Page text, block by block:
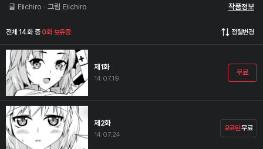
글 Eiichiro 그림 Eiichiro 작품정보
전체 14화 중 0화 보유중 정렬변경
제1화
14.07.19
무료
제2화
14.07.24
2코인무료